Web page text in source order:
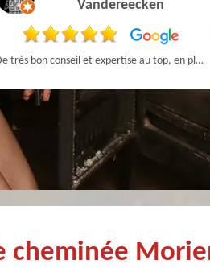
Vandereecken
De très bon conseil et expertise au top, en plus d’être très sympathique, je recommande! Nous avons été bien aidés et renseignés sur quoi faire de notre insert et son entretien futur, merci :)
cheminée